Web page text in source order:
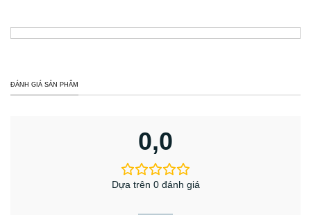
ĐÁNH GIÁ SẢN PHẨM
0,0
Dựa trên 0 đánh giá